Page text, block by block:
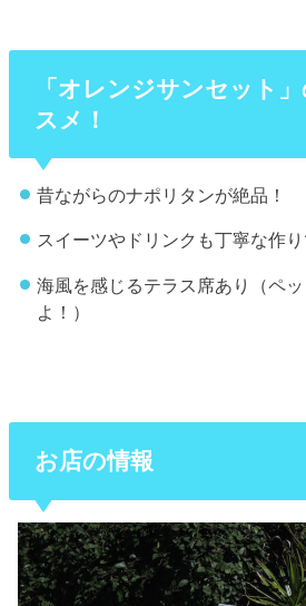
「オレンジサンセット
スメ！
昔ながらのナポリタンが絶品！
スイーツやドリンクも丁寧な作
海風を感じるテラス席あり（ペ
よ！）
お店の情報